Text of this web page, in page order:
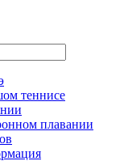
теннисе
плавании